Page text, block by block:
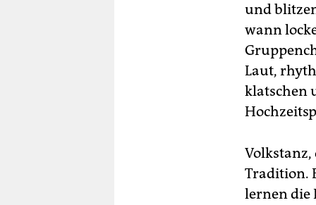
und
wann
Laut,
klatschen
Volkstanz,
Tradition.
lernen die